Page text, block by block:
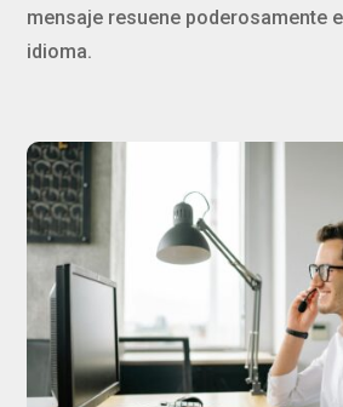
mensaje resuene poderosamente
idioma.